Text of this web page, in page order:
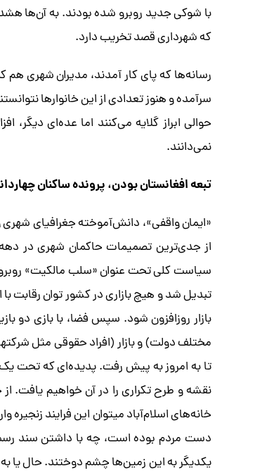
با شوکی جدید روبرو شده بودند. به آن‌ها
که شهرداری قصد تخریب دارد.
سرآمده و هنوز تعدادی از این خانوارها
حوالی ابراز گلایه می‌کنند اما عده‌ای
نمی‌دانند.
تبعه افغانستان بودن، پرونده ساکنان
«ایمان واقفی»، دانش‌آموخته جغرافیای
سیاست کلی تحت عنوان «سلب مالکیت»
تبدیل شد و هیچ بازاری در کشور توان رقابت
بازار روزافزون شود. سپس فضا، با بازی دو
مختلف دولت) و بازار (افراد حقوقی مثل
تا به امروز به پیش رفت. پدیده‌ای که تحت یک
خانه‌های اسلام‌آباد میتوان این فرایند
دست مردم بوده است، چه با داشتن سند
یکدیگر به این زمین‌ها چشم دوختند. حال یا